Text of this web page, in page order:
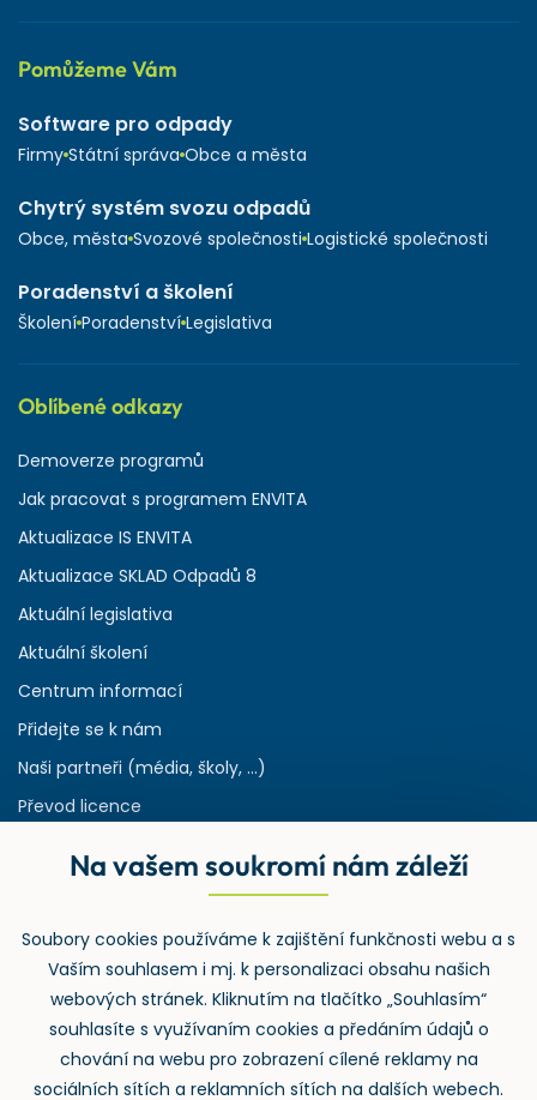
Pomůžeme Vám
Software pro odpady
Firmy Státní správa Obce a města
Chytrý systém svozu odpadů
Obce, města Svozové společnosti Logistické společnosti
Poradenství a školení
Školení Poradenství Legislativa
Oblíbené odkazy
Demoverze programů
Jak pracovat s programem ENVITA
Aktualizace IS ENVITA
Aktualizace SKLAD Odpadů 8
Aktuální legislativa
Aktuální školení
Centrum informací
Přidejte se k nám
Naši partneři (média, školy, ...)
Převod licence
Rejstřík používaných zkratek v odpadech
Zpětný odběr
Na vašem soukromí nám záleží
Soubory cookies používáme k zajištění funkčnosti webu a s
Vaším souhlasem i mj. k personalizaci obsahu našich
webových stránek. Kliknutím na tlačítko „Souhlasím“
souhlasíte s využívaním cookies a předáním údajů o
chování na webu pro zobrazení cílené reklamy na
sociálních sítích a reklamních sítích na dalších webech.